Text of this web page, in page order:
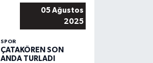
05 Ağustos
2025
SPOR
ÇATAKÖREN SON
ANDA TURLADI